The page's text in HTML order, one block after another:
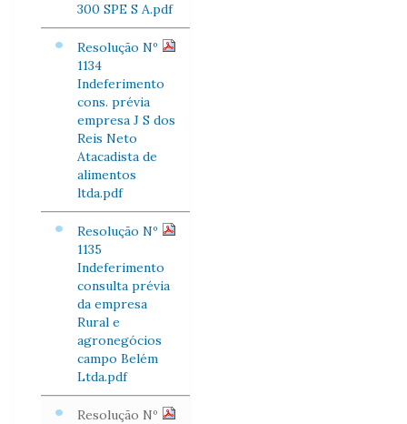
300 SPE S A.pdf
Resolução Nº
1134
Indeferimento
cons. prévia
empresa J S dos
Reis Neto
Atacadista de
alimentos
ltda.pdf
Resolução Nº
1135
Indeferimento
consulta prévia
da empresa
Rural e
agronegócios
campo Belém
Ltda.pdf
Resolução Nº